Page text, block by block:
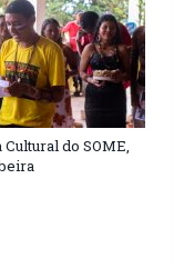
do SOME,